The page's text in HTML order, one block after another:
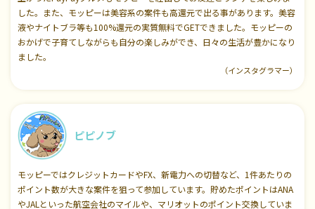
した。また、モッピーは美容系の案件も高還元で出る事があります。美容
液やナイトブラ等も100%還元の実質無料でGETできました。モッピーの
おかげで子育てしながらも自分の楽しみができ、日々の生活が豊かになり
ました。
（インスタグラマー）
ピピノブ
モッピーではクレジットカードやFX、新電力への切替など、1件あたりの
ポイント数が大きな案件を狙って参加しています。貯めたポイントはANA
やJALといった航空会社のマイルや、マリオットのポイント交換していま